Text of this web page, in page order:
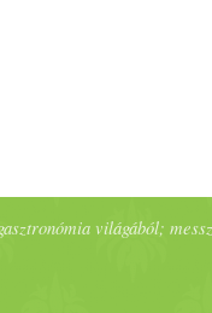
világából;